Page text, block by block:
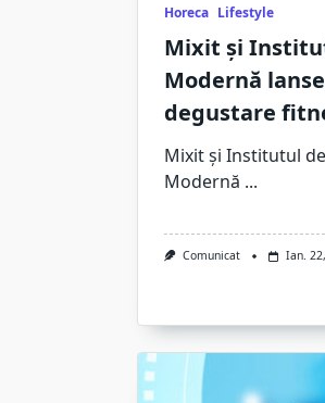
Horeca Lifestyle
Mixit și
Modernă
degustare
Mixit și Institutul
Modernă ...
Comunicat Ian.